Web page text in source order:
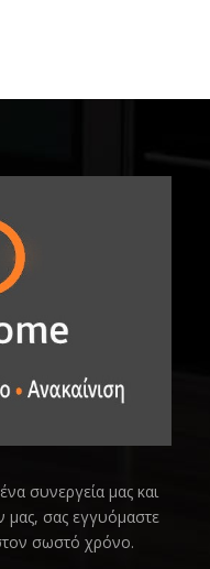
συνεργεία μας και
μας, σας εγγυόμαστε
σωστό χρόνο.